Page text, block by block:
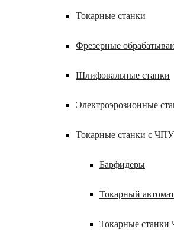
Токарные станки
Фрезерные
Шлифовальные станки
Электроэрозионные
Токарные станки с ЧПУ
Барфидеры
Токарный автомат
Токарные